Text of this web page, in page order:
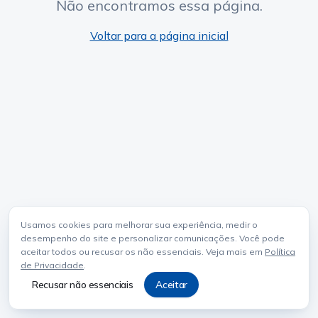
Usamos cookies para melhorar sua experiência, medir o
desempenho do site e personalizar comunicações. Você pode
aceitar todos ou recusar os não essenciais. Veja mais em Política
de Privacidade.
Recusar não essenciais Aceitar
Não encontramos essa página.
Voltar para a página inicial